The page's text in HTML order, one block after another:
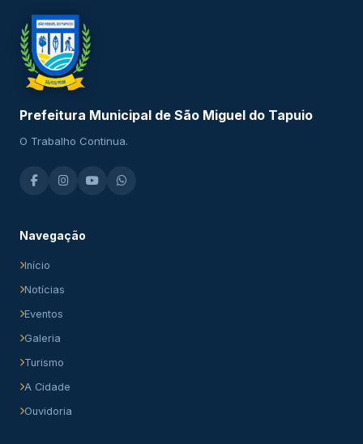
Prefeitura Municipal de São Miguel do Tapuio
O Trabalho Continua.
Navegação
Início
Notícias
Eventos
Galeria
Turismo
A Cidade
Ouvidoria